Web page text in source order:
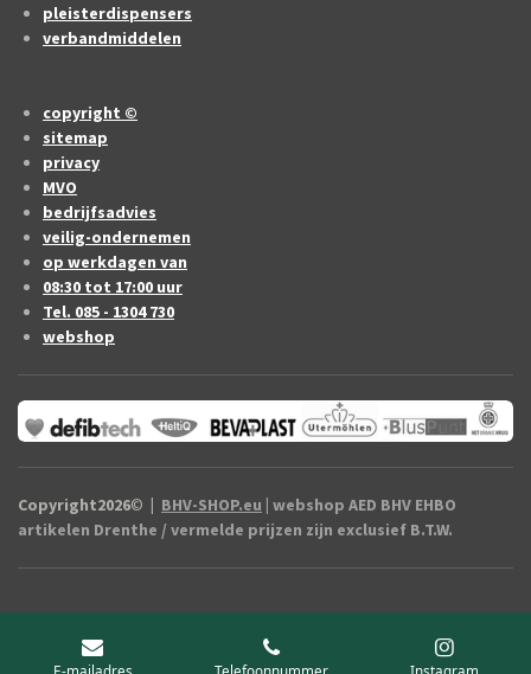
pleisterdispensers
verbandmiddelen
copyright ©
sitemap
privacy
MVO
bedrijfsadvies
veilig-ondernemen
op werkdagen van
08:30 tot 17:00 uur
Tel. 085 - 1304 730
webshop
Copyright2026© BHV-SHOP.eu | webshop AED BHV EHBO
artikelen Drenthe / vermelde prijzen zijn exclusief B.T.W.